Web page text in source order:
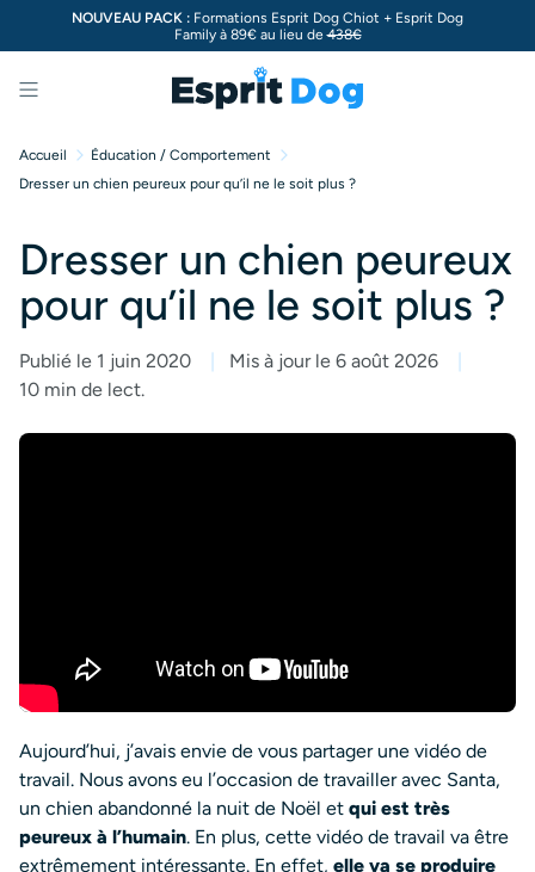
NOUVEAU PACK : Formations Esprit Dog Chiot + Esprit Dog
Family à 89€ au lieu de438€
Menu
Accueil
Éducation / Comportement
Dresser un chien peureux pour qu’il ne le soit plus ?
Dresser un chien peureux
pour qu’il ne le soit plus ?
Publié le 1 juin 2020
Mis à jour le 6 août 2026
10 min de lect.
Aujourd’hui, j’avais envie de vous partager une vidéo de
travail. Nous avons eu l’occasion de travailler avec Santa,
un chien abandonné la nuit de Noël et qui est très
peureux à l’humain. En plus, cette vidéo de travail va être
extrêmement intéressante. En effet, elle va se produire